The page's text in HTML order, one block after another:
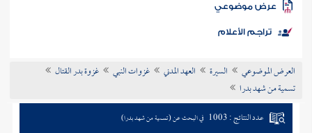
الكتب
موضوعي
تراجم الأعلام
العرض الموضوعي السيرة العهد المدني غزوات النبي
غزوة بدر القتال
تسمية من شهد بدرا
عدد النتائج : 1003 في البحث عن (تسمية من شهد بدرا)